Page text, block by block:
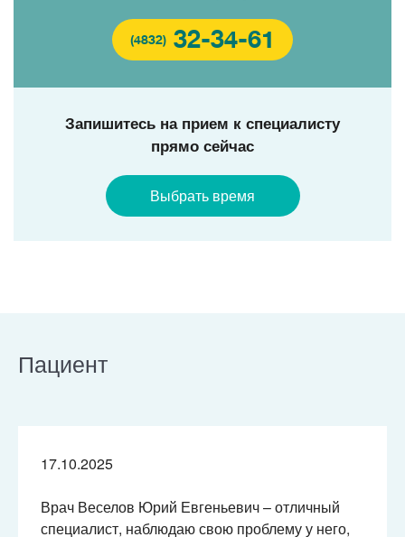
(4832) 32-34-61
Запишитесь на прием к специалисту
прямо сейчас
Выбрать время
Пациент
17.10.2025
Врач Веселов Юрий Евгеньевич – отличный
специалист, наблюдаю свою проблему у него,